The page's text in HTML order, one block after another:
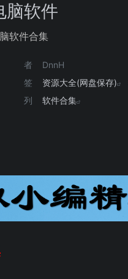
脑软件
软件合集
者
DnnH
签
资源大全(网盘保存)
列
软件合集